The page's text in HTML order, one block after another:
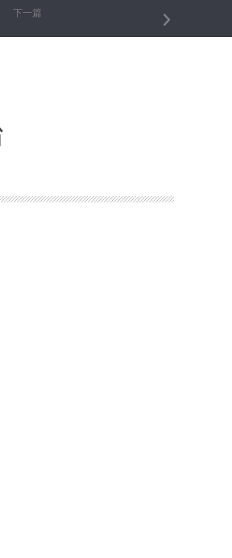
重要讲话在全军引起强烈反响
下一篇